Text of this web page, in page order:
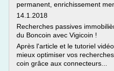
permanent, enrichissement
14.1.2018
Recherches passives
du Boncoin avec Vigicoin !
Après l'article et le tutoriel
mieux optimiser vos
coin grâce aux connecteurs...